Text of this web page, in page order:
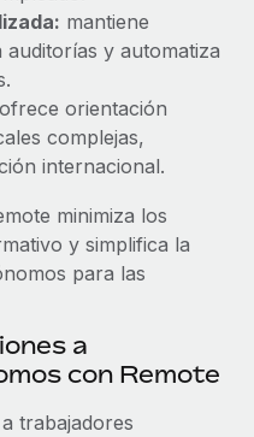
los empleados sin
equitativo
es complicado. Tardas
y, al mes...
mantiene
auditorías y automatiza
ofrece orientación
complejas,
internacional.
minimiza los
y simplifica la
para las
a
con Remote
trabajadores